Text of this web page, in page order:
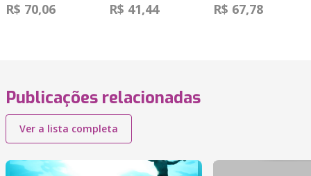
R$ 70,06 R$ 41,44 R$ 67,78
Publicações relacionadas
Ver a lista completa